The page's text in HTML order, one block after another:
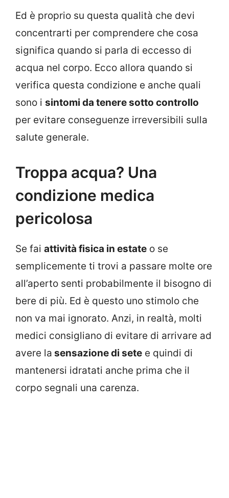
Ed è proprio su questa qualità che devi
concentrarti per comprendere che cosa
significa quando si parla di eccesso di
acqua nel corpo. Ecco allora quando si
verifica questa condizione e anche quali
sono i sintomi da tenere sotto controllo
per evitare conseguenze irreversibili sulla
salute generale.
Troppa acqua? Una
condizione medica
pericolosa
Se fai attività fisica in estate o se
semplicemente ti trovi a passare molte ore
all’aperto senti probabilmente il bisogno di
bere di più. Ed è questo uno stimolo che
non va mai ignorato. Anzi, in realtà, molti
medici consigliano di evitare di arrivare ad
avere la sensazione di sete e quindi di
mantenersi idratati anche prima che il
corpo segnali una carenza.